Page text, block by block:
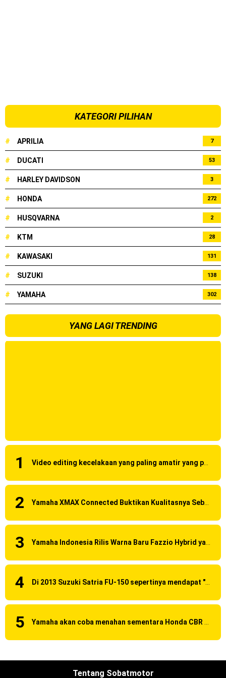
KATEGORI PILIHAN
# APRILIA 7
# DUCATI 53
# HARLEY DAVIDSON 3
# HONDA 272
# HUSQVARNA 2
# KTM 28
# KAWASAKI 131
# SUZUKI 138
# YAMAHA 302
YANG LAGI TRENDING
Tentang Sobatmotor